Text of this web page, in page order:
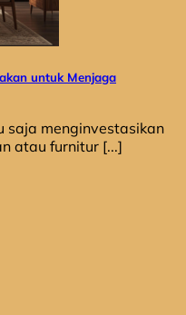
untuk Menjaga
saja menginvestasikan
atau furnitur [...]